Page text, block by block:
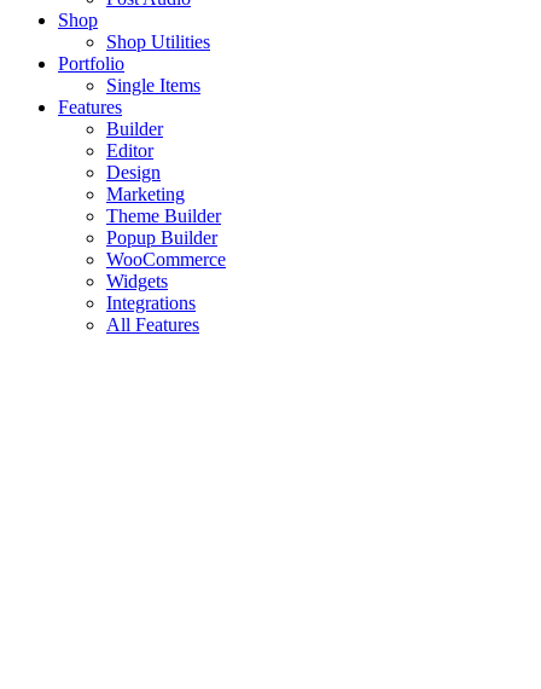
Shop
Shop Utilities
Portfolio
Single Items
Features
Builder
Editor
Design
Marketing
Theme Builder
Popup Builder
WooCommerce
Widgets
Integrations
All Features